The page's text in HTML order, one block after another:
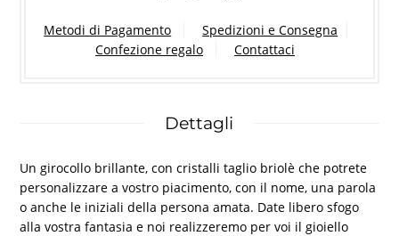
Metodi di Pagamento
Spedizioni e Consegna
Confezione regalo
Contattaci
Dettagli
Un girocollo brillante, con cristalli taglio briolè che potrete
personalizzare a vostro piacimento, con il nome, una parola
o anche le iniziali della persona amata. Date libero sfogo
alla vostra fantasia e noi realizzeremo per voi il gioiello